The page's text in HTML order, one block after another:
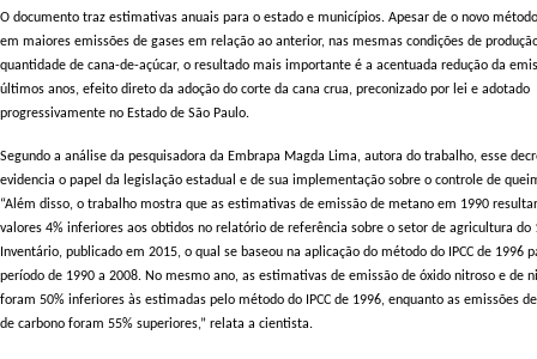
O documento traz estimativas anuais para o estado e municípios. Apesar de o novo
em maiores emissões de gases em relação ao anterior, nas mesmas condições de
quantidade de cana-de-açúcar, o resultado mais importante é a acentuada redução da
últimos anos, efeito direto da adoção do corte da cana crua, preconizado por lei e adotado
progressivamente no Estado de São Paulo.
Segundo a análise da pesquisadora da Embrapa Magda Lima, autora do trabalho, esse
evidencia o papel da legislação estadual e de sua implementação sobre o controle de
“Além disso, o trabalho mostra que as estimativas de emissão de metano em 1990
valores 4% inferiores aos obtidos no relatório de referência sobre o setor de agricultura do
Inventário, publicado em 2015, o qual se baseou na aplicação do método do IPCC de 1996
período de 1990 a 2008. No mesmo ano, as estimativas de emissão de óxido nitroso e de
foram 50% inferiores às estimadas pelo método do IPCC de 1996, enquanto as emissões
de carbono foram 55% superiores,” relata a cientista.